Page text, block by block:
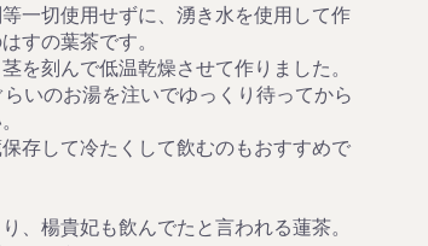
一切使用せずに、湧き水を使用して作
すの葉茶です。
を刻んで低温乾燥させて作りました。
いのお湯を注いでゆっくり待ってから
存して冷たくして飲むのもおすすめで
、楊貴妃も飲んでたと言われる蓮茶。